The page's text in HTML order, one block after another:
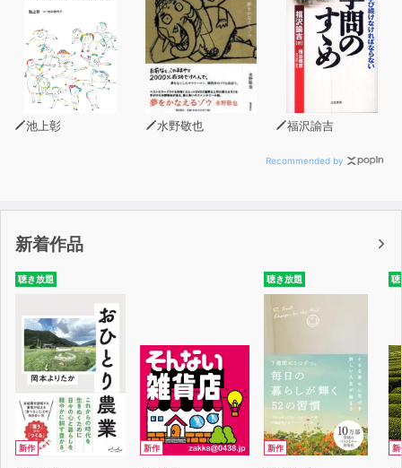
高給をもらっていても同じである。(中略)
しかし私は、もうその争いに意味を感じなくなってしまっ
た」(プロローグより)
そういう著者が選択したのは、会社を辞め、電気代200円
で暮らす清貧生活だった。
日々がなにより新しい。それは「お金」や「会社」から自
池上彰 水野敬也 福沢諭吉
Recommended by
新着作品
聴き放題
新作 新作
聴き放題
新作
聴
新